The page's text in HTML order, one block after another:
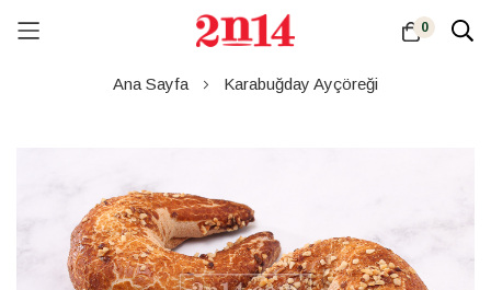
0
Ana Sayfa Karabuğday Ayçöreği